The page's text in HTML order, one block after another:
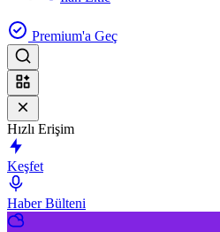
Premium'a Geç
Hızlı Erişim
Keşfet
Haber Bülteni